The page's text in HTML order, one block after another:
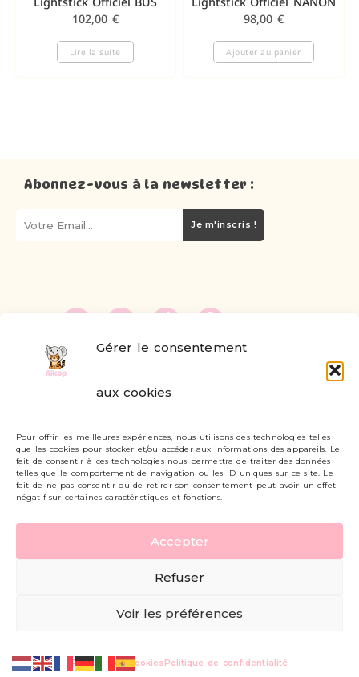
Gérer le consentement
aux cookies
Pour offrir les meilleures expériences, nous utilisons des technologies telles
que les cookies pour stocker et/ou accéder aux informations des appareils. Le
fait de consentir à ces technologies nous permettra de traiter des données
telles que le comportement de navigation ou les ID uniques sur ce site. Le
fait de ne pas consentir ou de retirer son consentement peut avoir un effet
négatif sur certaines caractéristiques et fonctions.
Accepter
Refuser
Voir les préférences
Politique de cookiesPolitique de confidentialité
102,00 €
Lire la suite
98,00 €
Ajouter au panier
Abonnez-vous à la newsletter :
Je m'inscris !
Livraisons et retours
Mon compte
Carte cadeau
Politique de confidentialité
Mentions légales - CGV
© AIKOP 2026, tous droits réservés.